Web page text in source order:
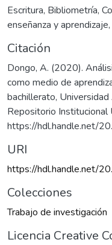
Escritura, Bibliometría,
enseñanza y aprendizaje,
Citación
Dongo, A. (2020).
como medio de
bachillerato,
Repositorio Institucional
https://hdl.handle.net/
URI
https://hdl.handle.net/
Colecciones
Trabajo de investigación
Licencia Creative